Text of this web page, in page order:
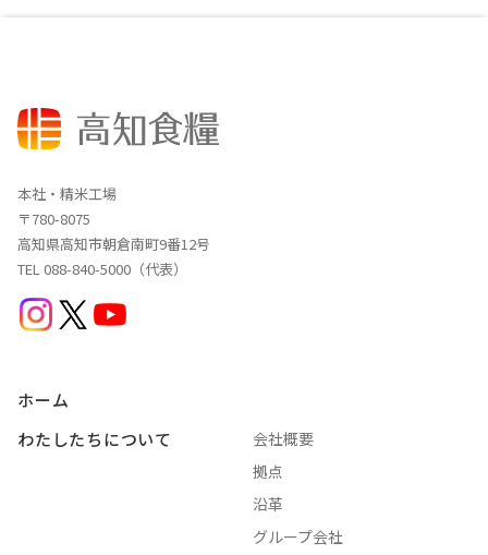
本社・精米工場
〒780-8075
高知県高知市朝倉南町9番12号
TEL 088-840-5000（代表）
ホーム
わたしたちについて
会社概要
拠点
沿革
グループ会社